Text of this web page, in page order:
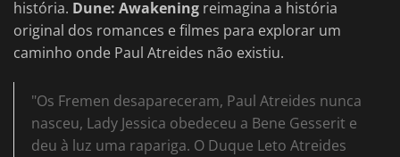
história. Dune: Awakening reimagina a história
original dos romances e filmes para explorar um
caminho onde Paul Atreides não existiu.
"Os Fremen desapareceram, Paul Atreides nunca
nasceu, Lady Jessica obedeceu a Bene Gesserit e
deu à luz uma rapariga. O Duque Leto Atreides